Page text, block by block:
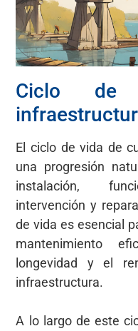
Ciclo
El ciclo de vida de
una progresión
instalación,
intervención y
de vida es esencial
mantenimiento
longevidad y el
infraestructura.
A lo largo de este